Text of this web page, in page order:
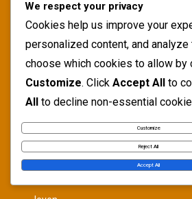
RECENTE
Radamel Falcao: Kindertijd,
Yerry Mina: Biografie,
We respect your privacy
Cookies help us improve your
personalized content, and analyze
choose which cookies to allow by
Customize. Click Accept All to
All to decline non-essential
Customize
Reject All
Accept All